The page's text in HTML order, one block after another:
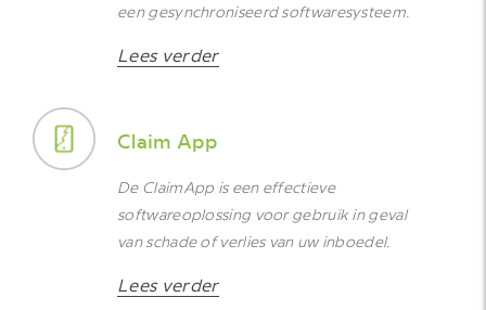
een gesynchroniseerd softwaresysteem.
Lees verder
Claim App
De ClaimApp is een effectieve
softwareoplossing voor gebruik in geval
van schade of verlies van uw inboedel.
Lees verder